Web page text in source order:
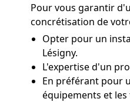
Pour vous garantir
concrétisation de
Opter pour un
Lésigny.
L'expertise d'un
En préférant pour
équipements et